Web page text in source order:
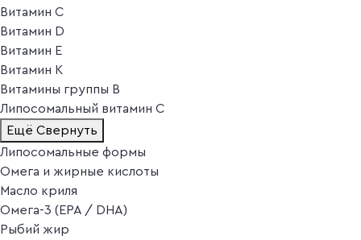
Витамин C
Витамин D
Витамин E
Витамин K
Витамины группы B
Липосомальный витамин C
Ещё Свернуть
Липосомальные формы
Омега и жирные кислоты
Масло криля
Омега-3 (EPA / DHA)
Рыбий жир